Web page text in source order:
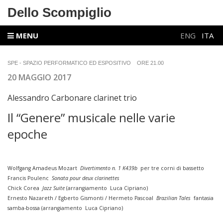
Dello Scompiglio
MENU ENG ITA
SPE - SPAZIO PERFORMATICO ED ESPOSITIVO ORE 21.00
20 MAGGIO 2017
Alessandro Carbonare clarinet trio
Il “Genere” musicale nelle varie
epoche
Wolfgang Amadeus Mozart Divertimento n. 1 K439b per tre corni di bassetto
Francis Poulenc Sonata pour deux clarinettes
Chick Corea Jazz Suite (arrangiamento Luca Cipriano)
Ernesto Nazareth / Egberto Gismonti / Hermeto Pascoal Brazilian Tales fantasia
samba-bossa (arrangiamento Luca Cipriano)